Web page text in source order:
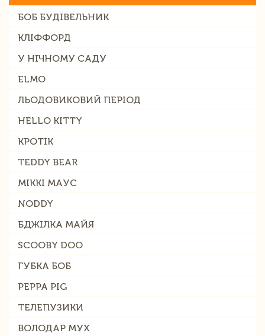
БОБ БУДІВЕЛЬНИК
КЛІФФОРД
У НІЧНОМУ САДУ
ELMO
ЛЬОДОВИКОВИЙ ПЕРІОД
HELLO KITTY
КРОТІК
TEDDY BEAR
МІККІ МАУС
NODDY
БДЖІЛКА МАЙЯ
SCOOBY DOO
ГУБКА БОБ
PEPPA PIG
ТЕЛЕПУЗИКИ
ВОЛОДАР МУХ